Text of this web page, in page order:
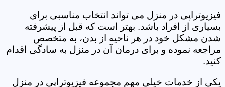
فیزیوتراپی در منزل می تواند انتخاب مناسبی برای
بسیاری از افراد باشد. بهتر است که قبل از پیشرفته
شدن مشکل خود در هر ناحیه از بدن، به متخصص
مراجعه نموده و برای درمان آن در منزل به سادگی اقدام
کنید.
یکی از خدمات خیلی مهم مجموعه فیزیوتراپی در منزل